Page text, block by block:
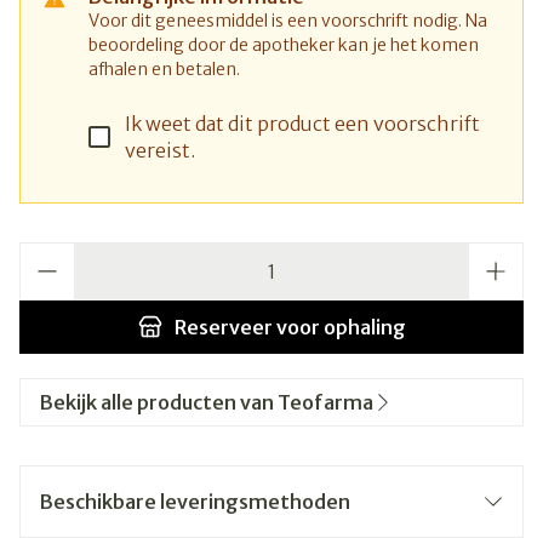
Voor dit geneesmiddel is een voorschrift nodig. Na
beoordeling door de apotheker kan je het komen
afhalen en betalen.
Ik weet dat dit product een voorschrift
vereist.
Reserveer voor ophaling
Bekijk alle producten van Teofarma
Beschikbare leveringsmethoden